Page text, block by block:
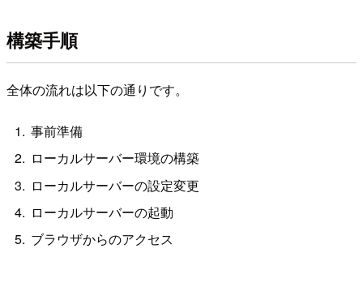
構築手順
全体の流れは以下の通りです。
事前準備
ローカルサーバー環境の構築
ローカルサーバーの設定変更
ローカルサーバーの起動
ブラウザからのアクセス